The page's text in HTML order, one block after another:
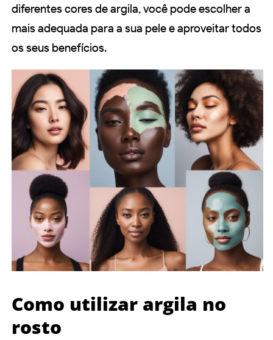
diferentes cores de argila, você pode escolher a
mais adequada para a sua pele e aproveitar todos
os seus benefícios.
Como utilizar argila no
rosto